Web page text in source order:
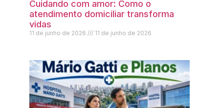
Cuidando com amor: Como o
atendimento domiciliar transforma
vidas
11 de junho de 2026 11 de junho de 2026